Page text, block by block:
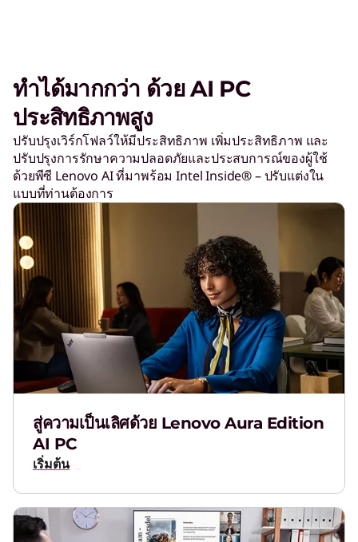
d
C
u
p
T
ทำได้มากกว่า ด้วย AI PC
ประสิทธิภาพสูง
ปรับปรุงเวิร์กโฟลว์ให้มีประสิทธิภาพ เพิ่มประสิทธิภาพ และ
ปรับปรุงการรักษาความปลอดภัยและประสบการณ์ของผู้ใช้
ด้วยพีซี Lenovo AI ที่มาพร้อม Intel Inside® – ปรับแต่งใน
แบบที่ท่านต้องการ
สู่ความเป็นเลิศด้วย Lenovo Aura Edition
AI PC
เริ่มต้น